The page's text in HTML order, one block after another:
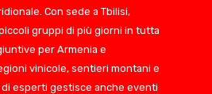
Con sede a Tbilisi,
gruppi di più giorni in tutta
per Armenia e
vinicole, sentieri montani e
di esperti gestisce anche eventi